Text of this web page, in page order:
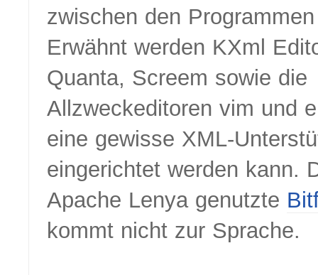
zwischen den
Erwähnt werden KXml
Quanta, Screem sowie die
Allzweckeditoren vim und
eine gewisse XML-
eingerichtet werden kann.
Apache Lenya genutzte
kommt nicht zur Sprache.